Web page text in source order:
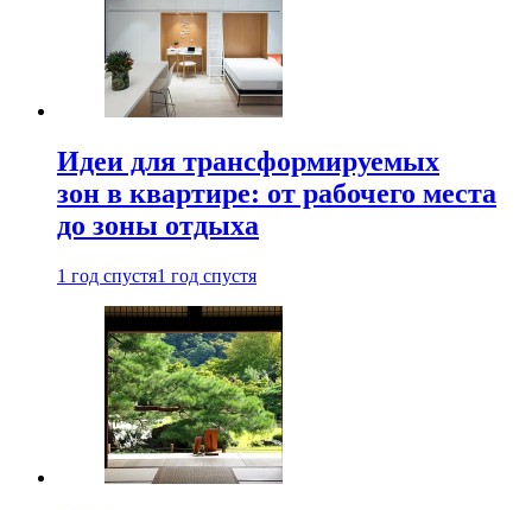
Идеи для трансформируемых
зон в квартире: от рабочего места
до зоны отдыха
1 год спустя1 год спустя